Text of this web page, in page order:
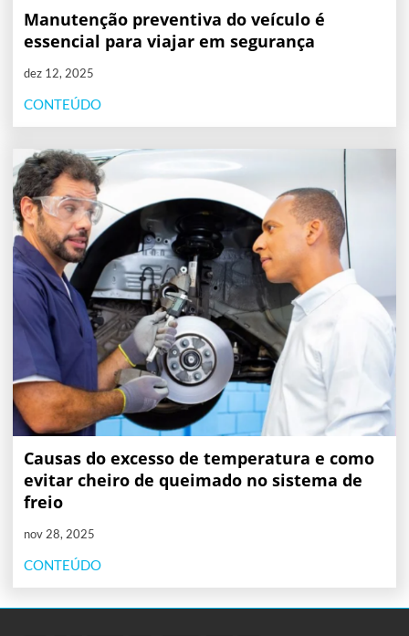
Manutenção preventiva do veículo é
essencial para viajar em segurança
dez 12, 2025
CONTEÚDO
Causas do excesso de temperatura e como
evitar cheiro de queimado no sistema de
freio
nov 28, 2025
CONTEÚDO